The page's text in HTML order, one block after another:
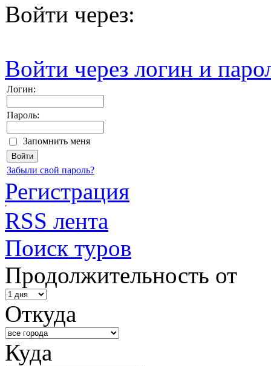
Войти через:
Войти через логин и
Логин:
Пароль:
Запомнить меня
Забыли свой пароль?
Регистрация
RSS лента
Поиск туров
Продолжительность от
Откуда
Куда